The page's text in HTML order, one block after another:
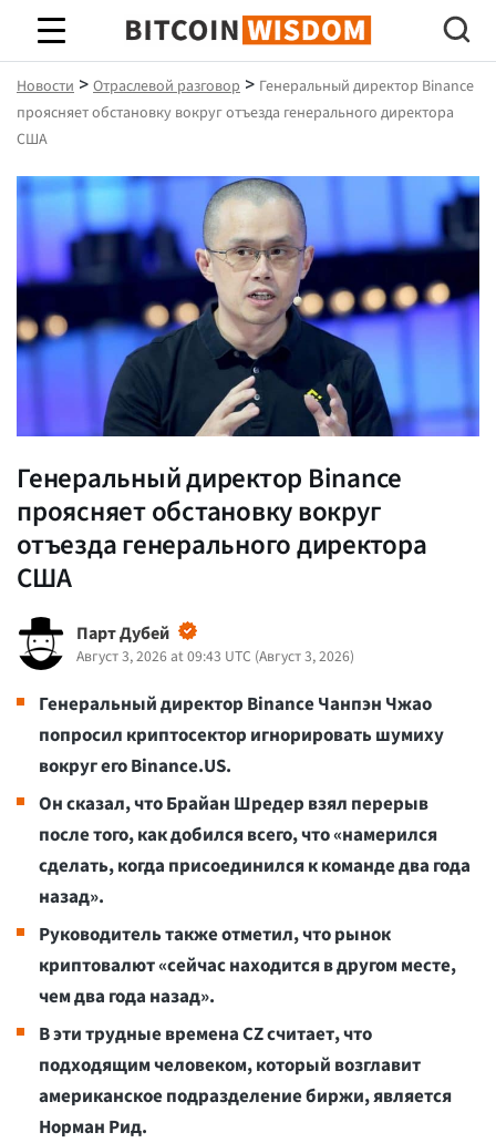
Биткойн Мудрость
Новости > Отраслевой разговор > Генеральный директор Binance
проясняет обстановку вокруг отъезда генерального директора
США
Генеральный директор Binance
проясняет обстановку вокруг
отъезда генерального директора
США
Парт Дубей
Август 3, 2026 at 09:43 UTC (Август 3, 2026)
Генеральный директор Binance Чанпэн Чжао
попросил криптосектор игнорировать шумиху
вокруг его Binance.US.
Он сказал, что Брайан Шредер взял перерыв
после того, как добился всего, что «намерился
сделать, когда присоединился к команде два года
назад».
Руководитель также отметил, что рынок
криптовалют «сейчас находится в другом месте,
чем два года назад».
В эти трудные времена CZ считает, что
подходящим человеком, который возглавит
американское подразделение биржи, является
Норман Рид.